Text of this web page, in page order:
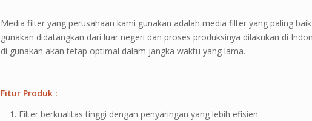
Media filter yang perusahaan kami gunakan adalah media filter yang paling
gunakan didatangkan dari luar negeri dan proses produksinya dilakukan di
di gunakan akan tetap optimal dalam jangka waktu yang lama.
Fitur Produk :
Filter berkualitas tinggi dengan penyaringan yang lebih efisien